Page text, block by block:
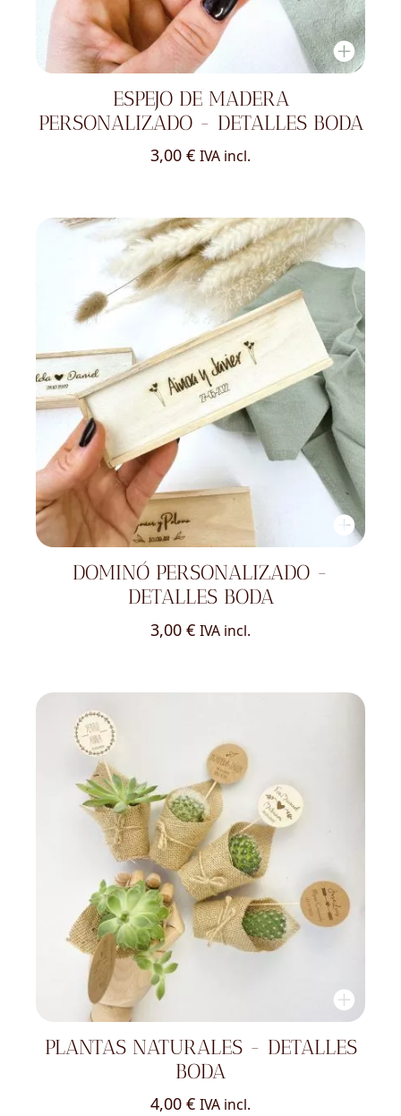
ESPEJO DE MADERA
PERSONALIZADO - DETALLES BODA
3,00 € IVA incl.
DOMINÓ PERSONALIZADO -
DETALLES BODA
3,00 € IVA incl.
PLANTAS NATURALES - DETALLES
BODA
4,00 € IVA incl.